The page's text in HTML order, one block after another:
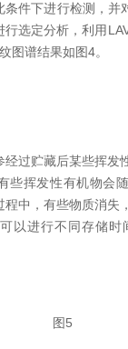
件下进行检测，
选定分析，利用
谱结果如图4。
参经过贮藏后某些挥
有些挥发性有机物
过程中，有些物质消
件可以进行不同存储
图5